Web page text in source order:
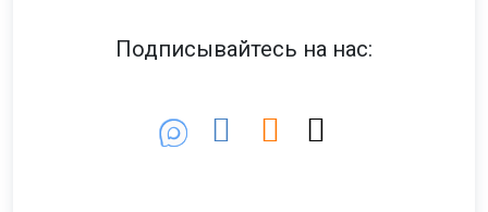
Подписывайтесь на нас: